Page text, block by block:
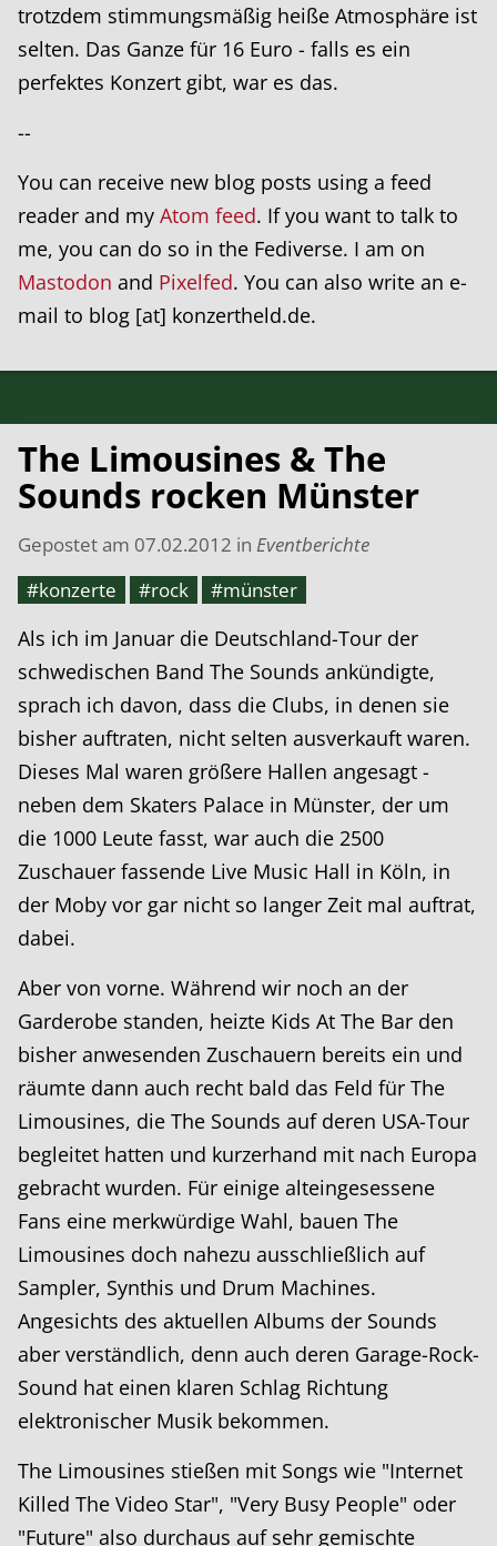
trotzdem stimmungsmäßig heiße Atmosphäre ist
selten. Das Ganze für 16 Euro - falls es ein
perfektes Konzert gibt, war es das.
--
You can receive new blog posts using a feed
reader and my Atom feed. If you want to talk to
me, you can do so in the Fediverse. I am on
Mastodon and Pixelfed. You can also write an e-
mail to blog [at] konzertheld.de.
The Limousines & The
Sounds rocken Münster
Gepostet am 07.02.2012 in Eventberichte
#konzerte
#rock
#münster
Als ich im Januar die Deutschland-Tour der
schwedischen Band The Sounds ankündigte,
sprach ich davon, dass die Clubs, in denen sie
bisher auftraten, nicht selten ausverkauft waren.
Dieses Mal waren größere Hallen angesagt -
neben dem Skaters Palace in Münster, der um
die 1000 Leute fasst, war auch die 2500
Zuschauer fassende Live Music Hall in Köln, in
der Moby vor gar nicht so langer Zeit mal auftrat,
dabei.
Aber von vorne. Während wir noch an der
Garderobe standen, heizte Kids At The Bar den
bisher anwesenden Zuschauern bereits ein und
räumte dann auch recht bald das Feld für The
Limousines, die The Sounds auf deren USA-Tour
begleitet hatten und kurzerhand mit nach Europa
gebracht wurden. Für einige alteingesessene
Fans eine merkwürdige Wahl, bauen The
Limousines doch nahezu ausschließlich auf
Sampler, Synthis und Drum Machines.
Angesichts des aktuellen Albums der Sounds
aber verständlich, denn auch deren Garage-Rock-
Sound hat einen klaren Schlag Richtung
elektronischer Musik bekommen.
The Limousines stießen mit Songs wie "Internet
Killed The Video Star", "Very Busy People" oder
"Future" also durchaus auf sehr gemischte